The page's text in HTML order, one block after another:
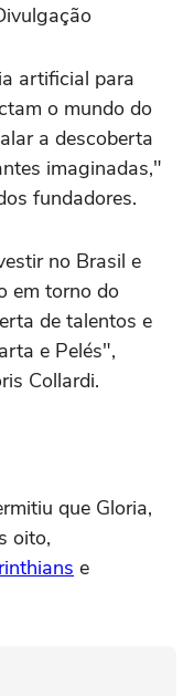
artificial para
o mundo do
a descoberta
imaginadas,"
fundadores.
no Brasil e
em torno do
de talentos e
e Pelés",
Collardi.
que Gloria,
oito,
e